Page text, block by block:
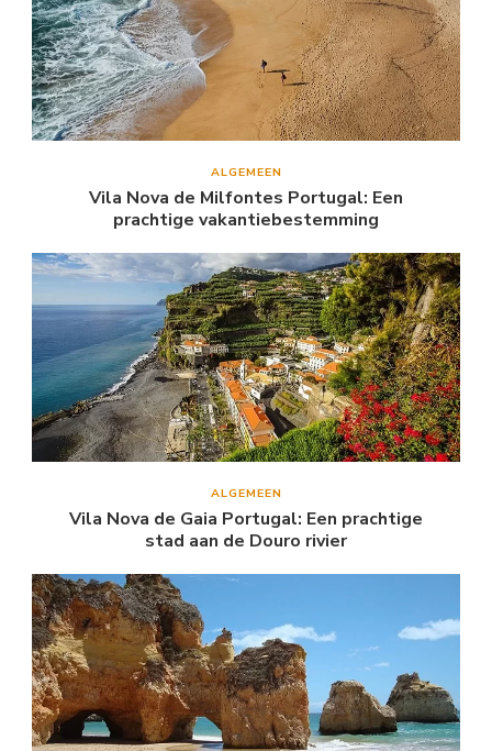
ALGEMEEN
Vila Nova de Milfontes Portugal: Een
prachtige vakantiebestemming
ALGEMEEN
Vila Nova de Gaia Portugal: Een prachtige
stad aan de Douro rivier